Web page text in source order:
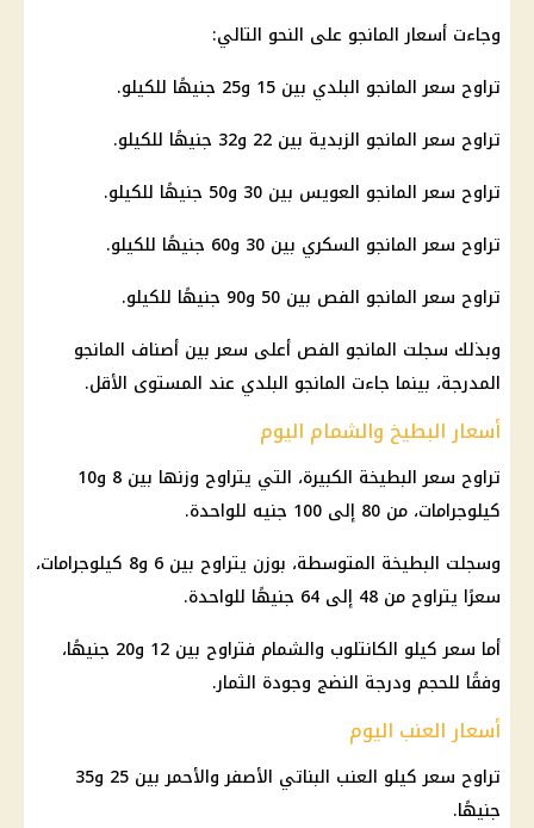
وجاءت أسعار المانجو على النحو التالي:
تراوح سعر المانجو البلدي بين 15 و25 جنيهًا للكيلو.
تراوح سعر المانجو الزبدية بين 22 و32 جنيهًا للكيلو.
تراوح سعر المانجو العويس بين 30 و50 جنيهًا للكيلو.
تراوح سعر المانجو السكري بين 30 و60 جنيهًا للكيلو.
تراوح سعر المانجو الفص بين 50 و90 جنيهًا للكيلو.
وبذلك سجلت المانجو الفص أعلى سعر بين أصناف المانجو
المدرجة، بينما جاءت المانجو البلدي عند المستوى الأقل.
أسعار البطيخ والشمام اليوم
تراوح سعر البطيخة الكبيرة، التي يتراوح وزنها بين 8 و10
كيلوجرامات، من 80 إلى 100 جنيه للواحدة.
وسجلت البطيخة المتوسطة، بوزن يتراوح بين 6 و8 كيلوجرامات،
سعرًا يتراوح من 48 إلى 64 جنيهًا للواحدة.
أما سعر كيلو الكانتلوب والشمام فتراوح بين 12 و20 جنيهًا،
وفقًا للحجم ودرجة النضج وجودة الثمار.
أسعار العنب اليوم
تراوح سعر كيلو العنب البناتي الأصفر والأحمر بين 25 و35
جنيهًا.